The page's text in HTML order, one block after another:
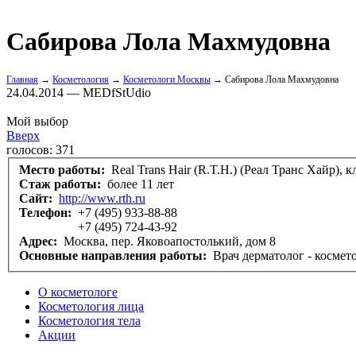
Сабирова Лола Махмудовна
Главная → Косметология → Косметологи Москвы → Сабирова Лола Махмудовна
24.04.2014 — MEDfStUdio
Мой выбор
Вверх
голосов: 371
Место работы: Real Trans Hair (R.T.H.) (Реал Транс Хайр),
Стаж работы: более 11 лет
Сайт: http://www.rth.ru
Телефон: +7 (495) 933-88-88
+7 (495) 724-43-92
Адрес: Москва, пер. Яковоапостолький, дом 8
Основные направления работы: Врач дерматолог -
О косметологе
Косметология лица
Косметология тела
Акции